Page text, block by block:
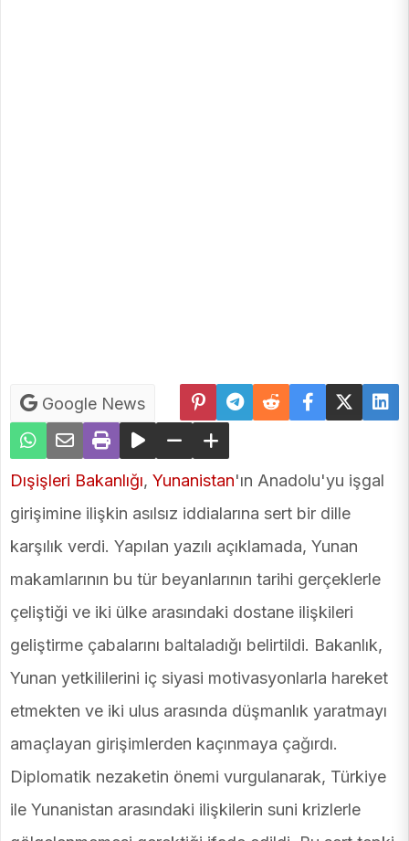
Google News
Dışişleri Bakanlığı, Yunanistan'ın Anadolu'yu işgal
girişimine ilişkin asılsız iddialarına sert bir dille
karşılık verdi. Yapılan yazılı açıklamada, Yunan
makamlarının bu tür beyanlarının tarihi gerçeklerle
çeliştiği ve iki ülke arasındaki dostane ilişkileri
geliştirme çabalarını baltaladığı belirtildi. Bakanlık,
Yunan yetkililerini iç siyasi motivasyonlarla hareket
etmekten ve iki ulus arasında düşmanlık yaratmayı
amaçlayan girişimlerden kaçınmaya çağırdı.
Diplomatik nezaketin önemi vurgulanarak, Türkiye
ile Yunanistan arasındaki ilişkilerin suni krizlerle